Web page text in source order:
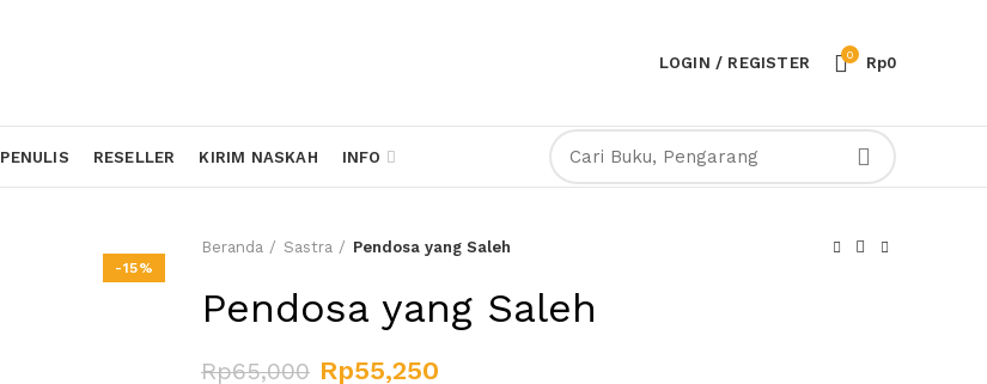
LOGIN / REGISTER 0 Rp0
PENULIS RESELLER KIRIM NASKAH INFO
-15%
Beranda
Sastra Pendosa yang Saleh
Pendosa yang Saleh
Rp65,000 Rp55,250